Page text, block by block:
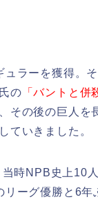
ラーを獲得。
の 「バントと併
その後の巨人を
ていきました。
時NPB史上10
ーグ優勝と6年